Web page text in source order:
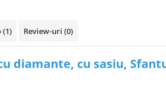
(1) Review-uri (0)
diamante, cu sasiu,